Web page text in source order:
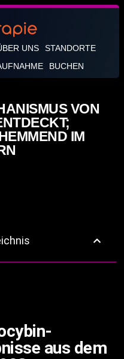
UNS
STANDORTE
BUCHEN
VON
IM
aus dem